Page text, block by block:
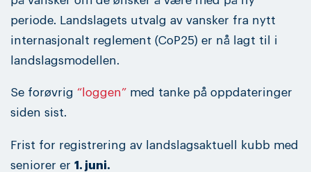
periode. Landslagets utvalg av vansker fra nytt
internasjonalt reglement (CoP25) er nå lagt til i
landslagsmodellen.
Se forøvrig “loggen” med tanke på oppdateringer
siden sist.
Frist for registrering av landslagsaktuell kubb med
seniorer er 1. juni.